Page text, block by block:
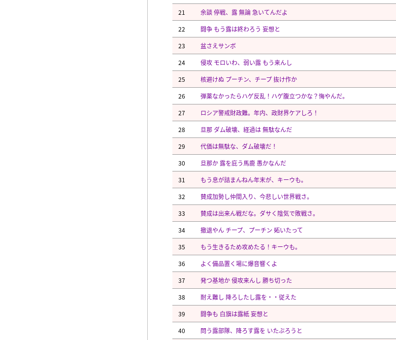
21
余談 停戦、露 無論 急いてんだよ
22
闘争 もう露は終わろう 妄想と
23
盆さえサンボ
24
侵攻 モロいわ、弱い露 もう来んし
25
核避けぬ プーチン、チープ 抜け作か
26
弾薬なかったらハゲ反乱！ハゲ腹立つかな？悔やんだ。
27
ロシア警戒財政難。年内、政財界ケアしろ！
28
旦那 ダム破壊、経過は 無駄なんだ
29
代価は無駄な、ダム破壊だ！
30
旦那か 露を庇う馬鹿 愚かなんだ
31
もう息が詰まんねん年末が、キーウも。
32
賛成加勢し仲間入り、今悲しい世界戦さ。
33
賛成は出来ん戦だな。ダサく陰気で敗戦さ。
34
撤退やん チープ、プーチン 妬いたって
35
もう生きるため攻めたる！キーウも。
36
よく備品置く場に爆音響くよ
37
発つ基地か 侵攻来んし 勝ち切った
38
耐え難し 降ろしたし露を・・従えた
39
闘争も 白旗は露紙 妄想と
40
問う露部隊、降ろす露を いたぶろうと